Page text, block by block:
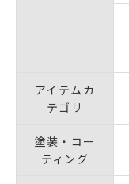
アイテムカ
テゴリ
塗装・コー
ティング